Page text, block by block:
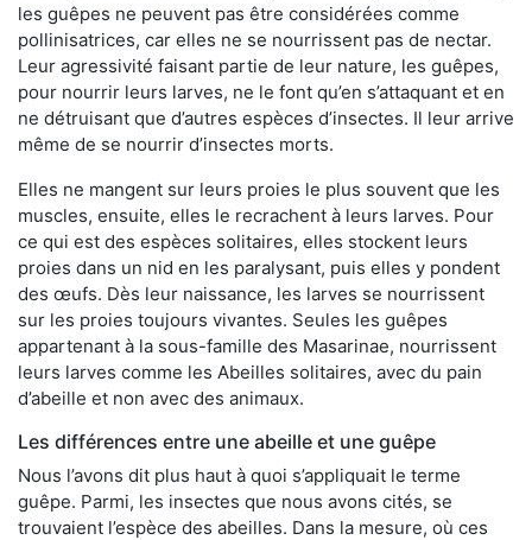
les guêpes ne peuvent pas être considérées comme
pollinisatrices, car elles ne se nourrissent pas de nectar.
Leur agressivité faisant partie de leur nature, les guêpes,
pour nourrir leurs larves, ne le font qu’en s’attaquant et en
ne détruisant que d’autres espèces d’insectes. Il leur arrive
même de se nourrir d’insectes morts.
Elles ne mangent sur leurs proies le plus souvent que les
muscles, ensuite, elles le recrachent à leurs larves. Pour
ce qui est des espèces solitaires, elles stockent leurs
proies dans un nid en les paralysant, puis elles y pondent
des œufs. Dès leur naissance, les larves se nourrissent
sur les proies toujours vivantes. Seules les guêpes
appartenant à la sous-famille des Masarinae, nourrissent
leurs larves comme les Abeilles solitaires, avec du pain
d’abeille et non avec des animaux.
Les différences entre une abeille et une guêpe
Nous l’avons dit plus haut à quoi s’appliquait le terme
guêpe. Parmi, les insectes que nous avons cités, se
trouvaient l’espèce des abeilles. Dans la mesure, où ces